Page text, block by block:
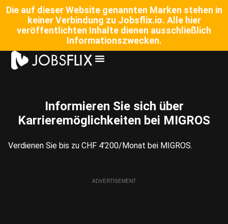
Die auf dieser Website genannten Marken stehen in
keiner Verbindung zu Jobsflix.io. Alle hier
veröffentlichten Inhalte dienen ausschließlich
Informationszwecken.
Informieren Sie sich über
Karrieremöglichkeiten bei MIGROS
Verdienen Sie bis zu CHF 4’200/Monat bei MIGROS.​
ADVERTISEMENT